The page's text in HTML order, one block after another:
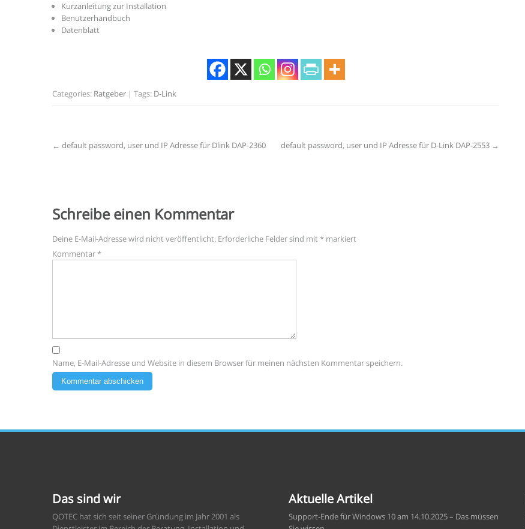
Kurzanleitung zur Installation
Benutzerhandbuch
Datenblatt
Categories: Ratgeber | Tags: D-Link
Post
← default password, user und IP Adresse für Dlink DAP-2360 default password, user und IP Adresse für D-Link DAP-2553 →
Schreibe einen Kommentar
Deine E-Mail-Adresse wird nicht veröffentlicht. Erforderliche Felder sind mit* markiert
Kommentar*
Name, E-Mail-Adresse und Website in diesem Browser für meinen nächsten Kommentar speichern.
Das sind wir
QOTEC hat sich seit seiner Gründung im Jahr 2001 als
Aktuelle Artikel
Support-Ende für Windows 10 am 14.10.2025 – Das müssen